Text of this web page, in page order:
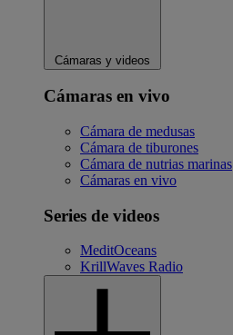
Cámaras y videos
Cámaras en vivo
Cámara de medusas
Cámara de tiburones
Cámara de nutrias marinas
Cámaras en vivo
Series de videos
MeditOceans
KrillWaves Radio